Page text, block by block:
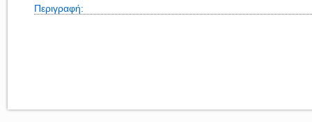
Περιγραφή: